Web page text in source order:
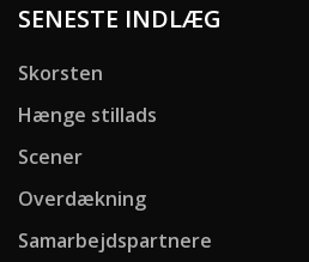
SENESTE INDLÆG
Skorsten
Hænge stillads
Scener
Overdækning
Samarbejdspartnere